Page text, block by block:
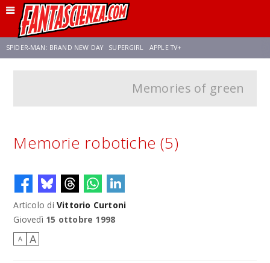
SPIDER-MAN: BRAND NEW DAY SUPERGIRL APPLE TV+
AVENGERS: DOOMSDAY STAR TREK
Memories of green
Memorie robotiche (5)
Articolo di Vittorio Curtoni
Giovedì 15 ottobre 1998
A A